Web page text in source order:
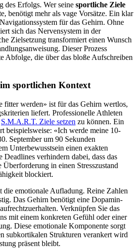
des Erfolgs. Wer seine sportliche Ziele
benötigt mehr als vage Vorsätze. Ein klar
für das Gehirn. Ohne
sich das Nervensystem in der
Zielsetzung transformiert einen Wunsch
Dieser Prozess
Abfolge, die über das bloße Aufschreiben
sportlichen Kontext
werden» ist für das Gehirn wertlos,
liefert. Professionelle Athleten
S.M.A.R.T. Ziele setzen zu können. Ein
beispielsweise: «Ich werde meine 10-
September um 90 Sekunden
Unterbewusstsein einen exakten
Deadlines verhindern dabei, dass das
Überforderung in einen Stresszustand
blockiert.
emotionale Aufladung. Reine Zahlen
Das Gehirn benötigt eine Dopamin-
Verknüpfen Sie das
mit einem konkreten Gefühl oder einer
Diese emotionale Komponente sorgt
subkortikalen Strukturen verankert wird
präsent bleibt.